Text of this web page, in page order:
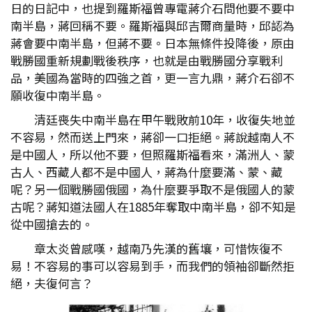
日的日記中，也提到羅斯福曾專電蔣介石問他要不要中
南半島，蔣回稱不要。羅斯福與邱吉爾商量時，邱認為
蔣會要中南半島，但蔣不要。日本無條件投降後，原由
戰勝國重新規劃戰後秩序，也就是由戰勝國分享戰利
品，美國為當時的四強之首，更一言九鼎，蔣介石卻不
願收復中南半島。
清廷喪失中南半島在甲午戰敗前10年，收復失地並
不容易，然而送上門來，蔣卻一口拒絕。蔣說越南人不
是中國人，所以他不要，但照羅斯福看來，滿洲人、蒙
古人、西藏人都不是中國人，蔣為什麼要滿、蒙、藏
呢？另一個戰勝國俄國，為什麼要爭取不是俄國人的蒙
古呢？蔣知道法國人在1885年奪取中南半島，卻不知是
從中國搶去的。
章太炎曾感嘆，越南乃先漢的舊壤，可惜恢復不
易！不容易的事可以容易到手，而我們的領袖卻斷然拒
絕，夫復何言？